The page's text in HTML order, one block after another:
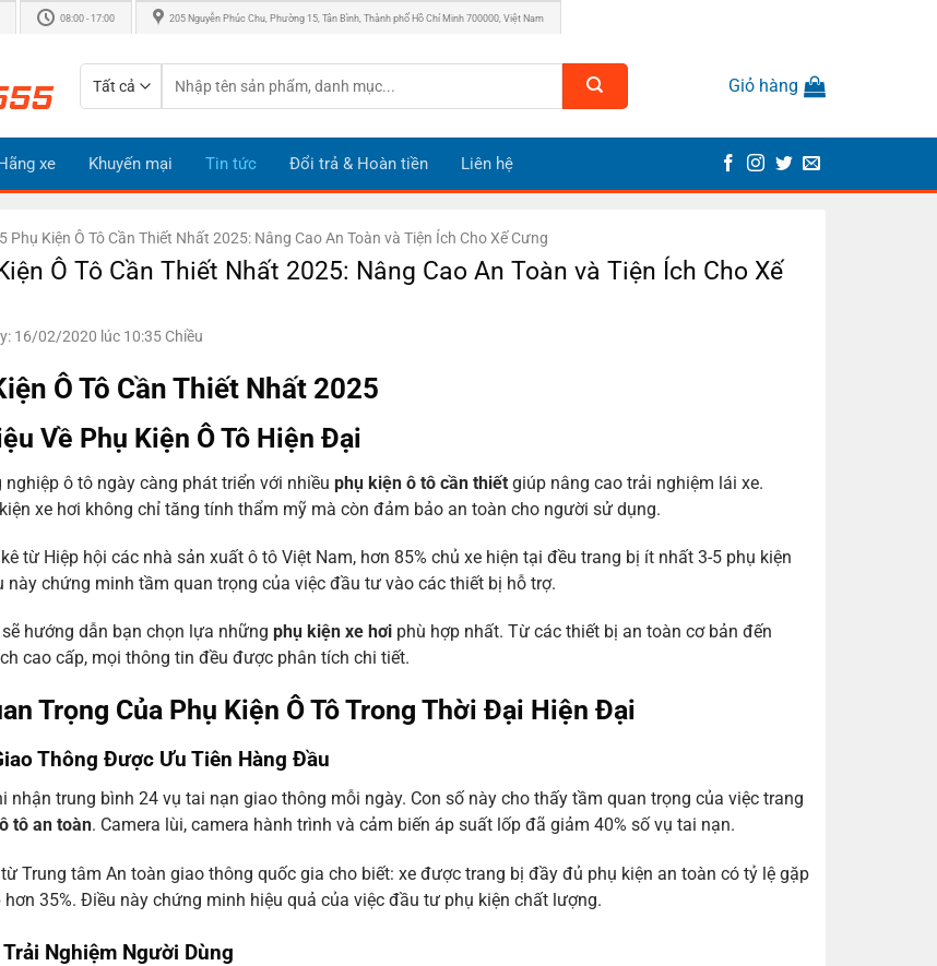
08:00 - 17:00 205 Nguyễn Phúc Chu, Phường 15, Tân Bình, Thành phố Hồ Chí Minh 700000, Việt Nam
kiếm:
Giỏ hàng
xe Khuyến mại Tin tức Đổi trả & Hoàn tiền Liên hệ
Phụ Kiện Ô Tô Cần Thiết Nhất 2025: Nâng Cao An Toàn và Tiện Ích Cho Xế Cưng
Ô Tô Cần Thiết Nhất 2025: Nâng Cao An Toàn và Tiện Ích Cho Xế
16/02/2020 lúc 10:35 Chiều
Ô Tô Cần Thiết Nhất 2025
Về Phụ Kiện Ô Tô Hiện Đại
nghiệp ô tô ngày càng phát triển với nhiều phụ kiện ô tô cần thiết giúp nâng cao trải nghiệm lái xe.
xe hơi không chỉ tăng tính thẩm mỹ mà còn đảm bảo an toàn cho người sử dụng.
từ Hiệp hội các nhà sản xuất ô tô Việt Nam, hơn 85% chủ xe hiện tại đều trang bị ít nhất 3-5 phụ kiện
này chứng minh tầm quan trọng của việc đầu tư vào các thiết bị hỗ trợ.
hướng dẫn bạn chọn lựa những phụ kiện xe hơi phù hợp nhất. Từ các thiết bị an toàn cơ bản đến
cao cấp, mọi thông tin đều được phân tích chi tiết.
Trọng Của Phụ Kiện Ô Tô Trong Thời Đại Hiện Đại
Thông Được Ưu Tiên Hàng Đầu
nhận trung bình 24 vụ tai nạn giao thông mỗi ngày. Con số này cho thấy tầm quan trọng của việc trang
tô an toàn. Camera lùi, camera hành trình và cảm biến áp suất lốp đã giảm 40% số vụ tai nạn.
Trung tâm An toàn giao thông quốc gia cho biết: xe được trang bị đầy đủ phụ kiện an toàn có tỷ lệ gặp
35%. Điều này chứng minh hiệu quả của việc đầu tư phụ kiện chất lượng.
Trải Nghiệm Người Dùng